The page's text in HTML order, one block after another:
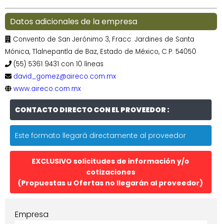
Datos adicionales de la empresa
Convento de San Jerónimo 3, Fracc. Jardines de Santa
Mónica, Tlalnepantla de Baz, Estado de México, C.P. 54050
(55) 5361 9431 con 10 líneas
david_gomez@aireco.com.mx
www.aireco.com.mx
CONTACTO DIRECTO CON EL PROVEEDOR :
Este formato llegará directamente al proveedor
EXCLUSIVO solicitudes de información y/o
cotizaciones
(Propuestas u Ofertas no llegarán al proveedor)
Empresa